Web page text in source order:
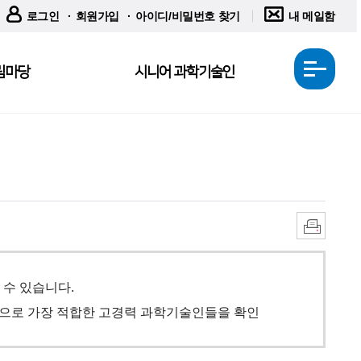
로그인 회원가입 아이디/비밀번호 찾기 내 메일함
마당 시니어 과학기술인
전
체
인
쇄
있습니다.
로 가장 적합한 고경력 과학기술인들을 확인